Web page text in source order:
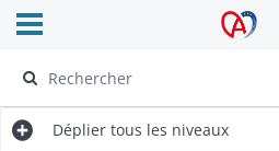
Archives
Ouvrir le menu déroulant
Déplier tous les niveaux